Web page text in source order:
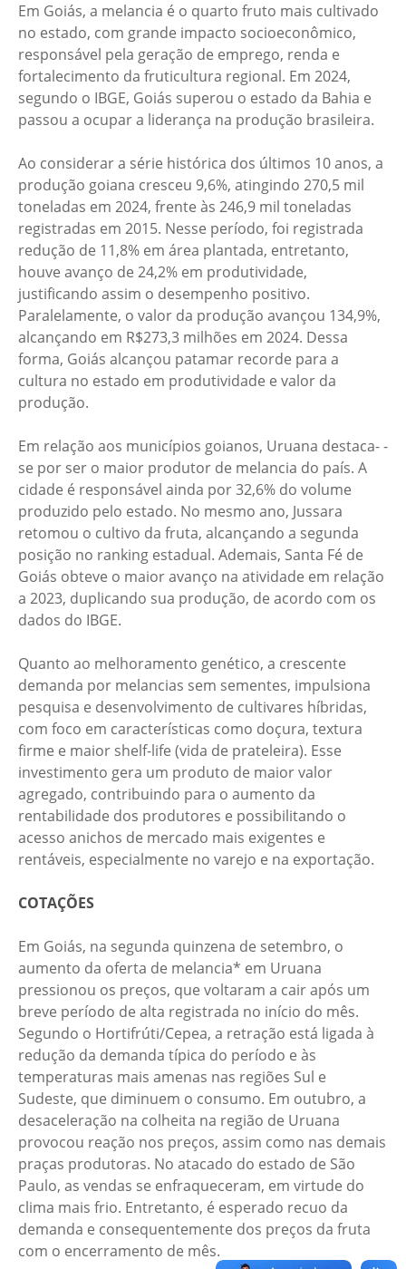
Em Goiás, a melancia é o quarto fruto mais cultivado
no estado, com grande impacto socioeconômico,
responsável pela geração de emprego, renda e
fortalecimento da fruticultura regional. Em 2024,
segundo o IBGE, Goiás superou o estado da Bahia e
passou a ocupar a liderança na produção brasileira.
Ao considerar a série histórica dos últimos 10 anos, a
produção goiana cresceu 9,6%, atingindo 270,5 mil
toneladas em 2024, frente às 246,9 mil toneladas
registradas em 2015. Nesse período, foi registrada
redução de 11,8% em área plantada, entretanto,
houve avanço de 24,2% em produtividade,
justificando assim o desempenho positivo.
Paralelamente, o valor da produção avançou 134,9%,
alcançando em R$273,3 milhões em 2024. Dessa
forma, Goiás alcançou patamar recorde para a
cultura no estado em produtividade e valor da
produção.
Em relação aos municípios goianos, Uruana destaca- -
se por ser o maior produtor de melancia do país. A
cidade é responsável ainda por 32,6% do volume
produzido pelo estado. No mesmo ano, Jussara
retomou o cultivo da fruta, alcançando a segunda
posição no ranking estadual. Ademais, Santa Fé de
Goiás obteve o maior avanço na atividade em relação
a 2023, duplicando sua produção, de acordo com os
dados do IBGE.
Quanto ao melhoramento genético, a crescente
demanda por melancias sem sementes, impulsiona
pesquisa e desenvolvimento de cultivares híbridas,
com foco em características como doçura, textura
firme e maior shelf-life (vida de prateleira). Esse
investimento gera um produto de maior valor
agregado, contribuindo para o aumento da
rentabilidade dos produtores e possibilitando o
acesso anichos de mercado mais exigentes e
rentáveis, especialmente no varejo e na exportação.
COTAÇÕES
Em Goiás, na segunda quinzena de setembro, o
aumento da oferta de melancia* em Uruana
pressionou os preços, que voltaram a cair após um
breve período de alta registrada no início do mês.
Segundo o Hortifrúti/Cepea, a retração está ligada à
redução da demanda típica do período e às
temperaturas mais amenas nas regiões Sul e
Sudeste, que diminuem o consumo. Em outubro, a
desaceleração na colheita na região de Uruana
provocou reação nos preços, assim como nas demais
praças produtoras. No atacado do estado de São
Paulo, as vendas se enfraqueceram, em virtude do
clima mais frio. Entretanto, é esperado recuo da
demanda e consequentemente dos preços da fruta
com o encerramento de mês.